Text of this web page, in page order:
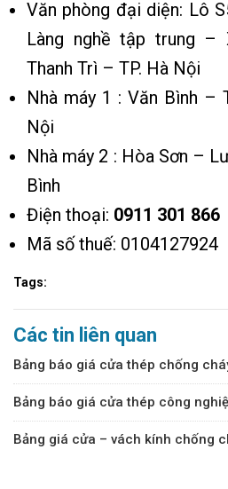
Văn phòng đại diện: Lô
Làng nghề tập trung
Thanh Trì – TP. Hà Nội
Nhà máy 1 : Văn Bình –
Nội
Nhà máy 2 : Hòa Sơn –
Bình
Điện thoại: 0911 301 866
Mã số thuế: 0104127924
Tags:
Các tin liên quan
Bảng báo giá cửa thép chống
Bảng báo giá cửa thép công
Bảng giá cửa – vách kính chống